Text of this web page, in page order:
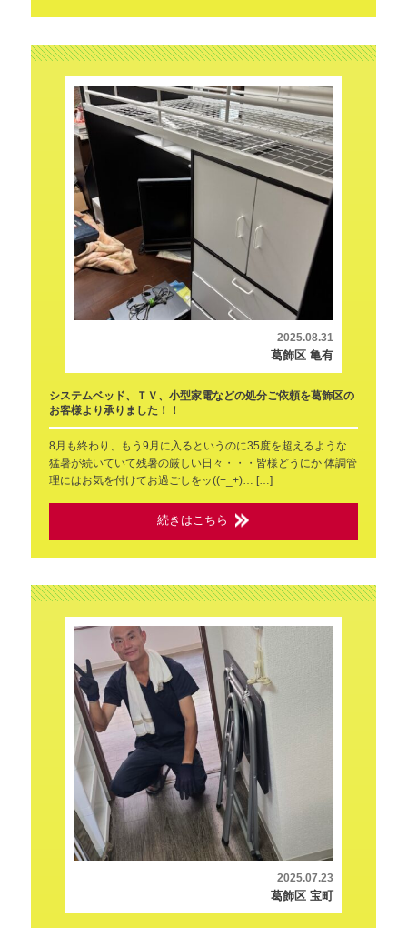
2025.08.31
葛飾区 亀有
システムベッド、ＴＶ、小型家電などの処分ご依頼を葛飾区の
お客様より承りました！！
8月も終わり、もう9月に入るというのに35度を超えるような
猛暑が続いていて残暑の厳しい日々・・・皆様どうにか 体調管
理にはお気を付けてお過ごしをッ((+_+)… […]
続きはこちら
2025.07.23
葛飾区 宝町